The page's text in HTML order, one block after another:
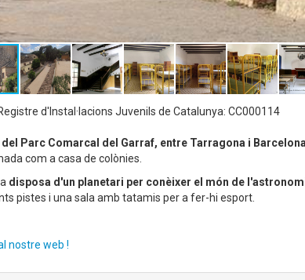
d'Instal·lacions Juvenils de Catalunya: CC000114
Parc Comarcal del Garraf, entre Tarragona i
com a casa de colònies.
disposa d'un planetari per conèixer el món de
pistes i una sala amb tatamis per a fer-hi esport.
nostre web !